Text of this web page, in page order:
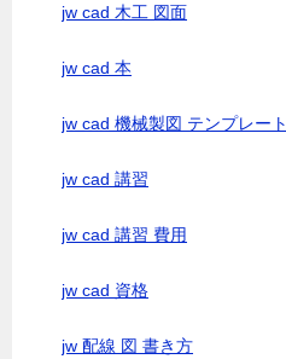
jw cad 木工 図面
jw cad 本
jw cad 機械製図 テンプレート
jw cad 講習
jw cad 講習 費用
jw cad 資格
jw 配線 図 書き方